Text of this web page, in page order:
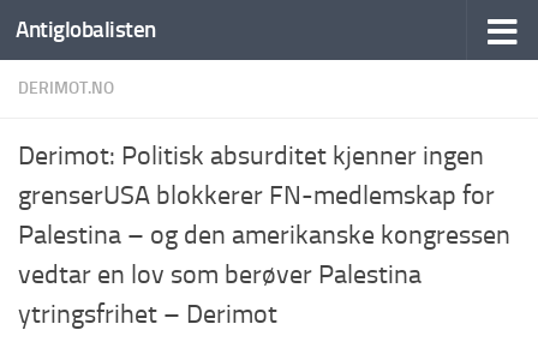
Antiglobalisten
DERIMOT.NO
Derimot: Politisk absurditet kjenner ingen
grenserUSA blokkerer FN-medlemskap for
Palestina – og den amerikanske kongressen
vedtar en lov som berøver Palestina
ytringsfrihet – Derimot